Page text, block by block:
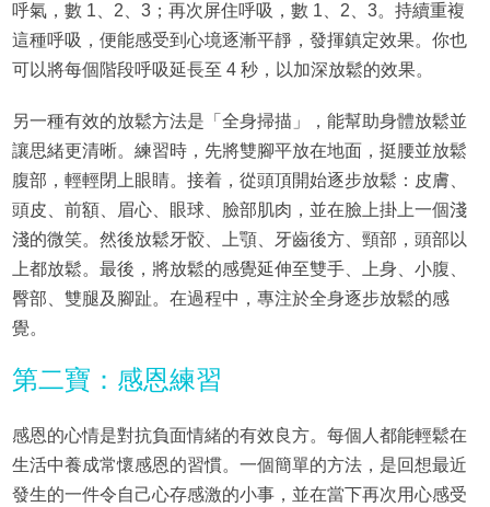
呼氣，數 1、2、3；再次屏住呼吸，數 1、2、3。持續重複
這種呼吸，便能感受到心境逐漸平靜，發揮鎮定效果。你也
可以將每個階段呼吸延長至 4 秒，以加深放鬆的效果。
另一種有效的放鬆方法是「全身掃描」，能幫助身體放鬆並
讓思緒更清晰。練習時，先將雙腳平放在地面，挺腰並放鬆
腹部，輕輕閉上眼睛。接着，從頭頂開始逐步放鬆：皮膚、
頭皮、前額、眉心、眼球、臉部肌肉，並在臉上掛上一個淺
淺的微笑。然後放鬆牙骹、上顎、牙齒後方、頸部，頭部以
上都放鬆。最後，將放鬆的感覺延伸至雙手、上身、小腹、
臀部、雙腿及腳趾。在過程中，專注於全身逐步放鬆的感
覺。
第二寶：感恩練習
感恩的心情是對抗負面情緒的有效良方。每個人都能輕鬆在
生活中養成常懷感恩的習慣。一個簡單的方法，是回想最近
發生的一件令自己心存感激的小事，並在當下再次用心感受